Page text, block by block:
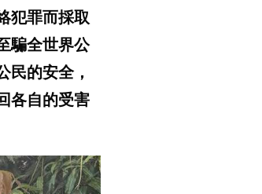
犯罪而採取
騙全世界公
的安全，
各自的受害